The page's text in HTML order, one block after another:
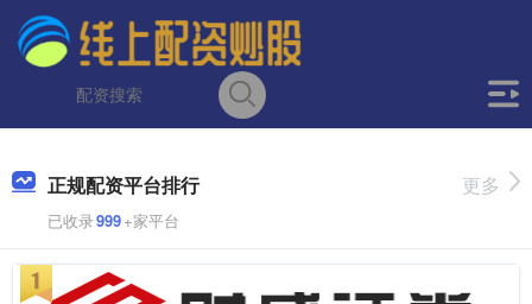
正规配资平台排行
已收录999+家平台
更多